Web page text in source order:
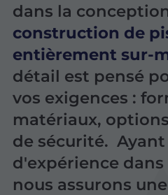
dans la
construction de
entièrement sur-
détail est pensé
vos exigences :
matériaux,
de sécurité. Ayant
d'expérience
nous assurons